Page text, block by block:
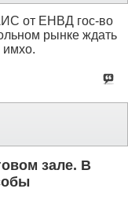
от ЕНВД гос-во
рынке ждать
имхо.
зале. В